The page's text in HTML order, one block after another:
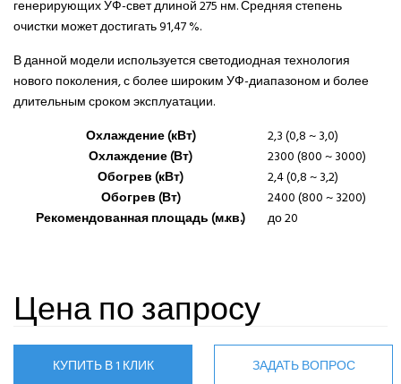
генерирующих УФ-свет длиной 275 нм. Средняя степень
очистки может достигать 91,47 %.
В данной модели используется светодиодная технология
нового поколения, с более широким УФ-диапазоном и более
длительным сроком эксплуатации.
Охлаждение (кВт)
2,3 (0,8 ~ 3,0)
Охлаждение (Вт)
2300 (800 ~ 3000)
Обогрев (кВт)
2,4 (0,8 ~ 3,2)
Обогрев (Вт)
2400 (800 ~ 3200)
Рекомендованная площадь (м.кв.)
до 20
Цена по запросу
КУПИТЬ В 1 КЛИК ЗАДАТЬ ВОПРОС